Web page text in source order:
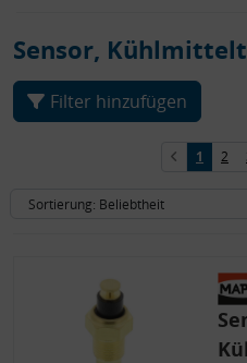
Sensor,
Filter hinzufügen
1 2